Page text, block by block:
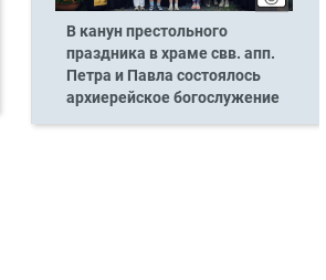
В канун престольного
праздника в храме свв. апп.
Петра и Павла состоялось
архиерейское богослужение